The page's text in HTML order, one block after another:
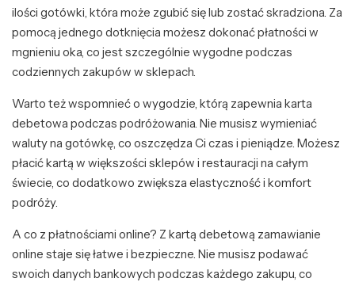
ilości gotówki, która może zgubić się lub zostać skradziona. Za
pomocą jednego dotknięcia możesz dokonać płatności w
mgnieniu oka, co jest szczególnie wygodne podczas
codziennych zakupów w sklepach.
Warto też wspomnieć o wygodzie, którą zapewnia karta
debetowa podczas podróżowania. Nie musisz wymieniać
waluty na gotówkę, co oszczędza Ci czas i pieniądze. Możesz
płacić kartą w większości sklepów i restauracji na całym
świecie, co dodatkowo zwiększa elastyczność i komfort
podróży.
A co z płatnościami online? Z kartą debetową zamawianie
online staje się łatwe i bezpieczne. Nie musisz podawać
swoich danych bankowych podczas każdego zakupu, co